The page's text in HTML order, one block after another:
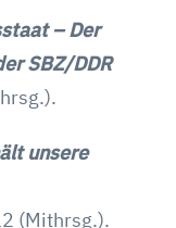
– Der
SBZ/DDR
unsere
(Mithrsg.).